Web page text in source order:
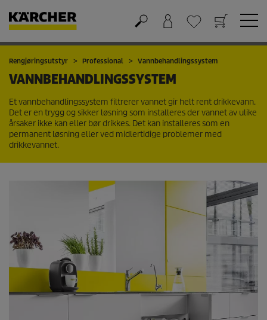
Handlekurv
Ønskeliste
Rengjøringsutstyr Professional Vannbehandlingssystem
VANNBEHANDLINGSSYSTEM
Et vannbehandlingssystem filtrerer vannet gir helt rent drikkevann.
Det er en trygg og sikker løsning som installeres der vannet av ulike
årsaker ikke kan eller bør drikkes. Det kan installeres som en
permanent løsning eller ved midlertidige problemer med
drikkevannet.